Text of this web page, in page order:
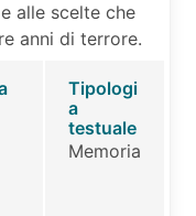
alle scelte che
anni di terrore.
Tipologi
a
testuale
Memoria